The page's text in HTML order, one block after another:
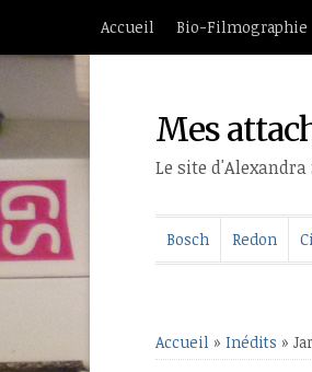
Accueil Bio-Filmographie
Mes
Le site d'Alexandra
Bosch Redon
Accueil » Inédits »